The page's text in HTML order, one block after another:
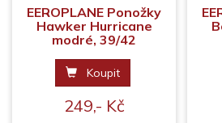
EEROPLANE Ponožky
Hawker Hurricane
modré, 39/42
Koupit
249,- Kč